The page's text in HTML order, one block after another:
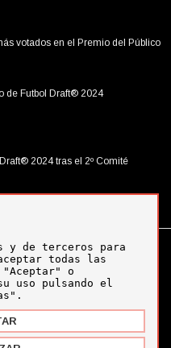
votados en el Premio del Público
de Futbol Draft® 2024
2024 tras el 2º Comité
Política de cookies
Política de privacidad
Aviso legal
Draft 2024
y de terceros para
todas las
o
uso pulsando el